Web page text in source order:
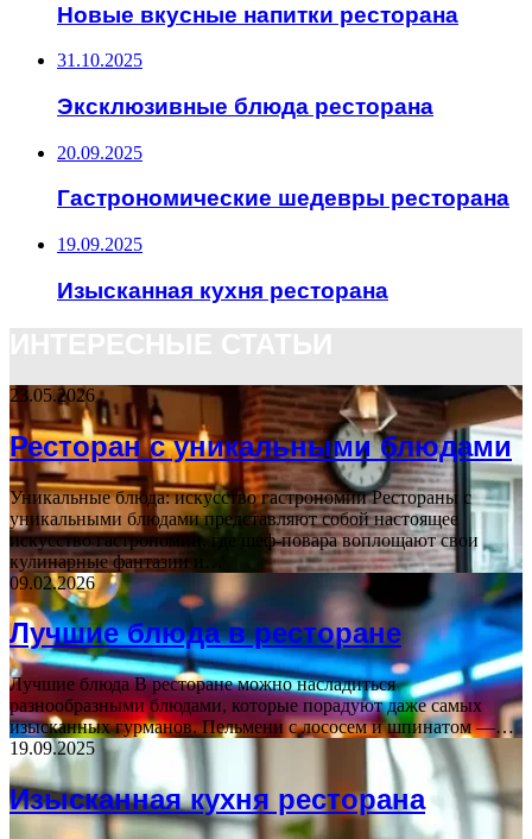
Новые вкусные напитки ресторана
31.10.2025
Эксклюзивные блюда ресторана
20.09.2025
Гастрономические шедевры ресторана
19.09.2025
Изысканная кухня ресторана
23.05.2026
Ресторан с уникальными блюдами
Уникальные блюда: искусство гастрономии Рестораны с
уникальными блюдами представляют собой настоящее
искусство гастрономии, где шеф-повара воплощают свои
кулинарные фантазии и…
09.02.2026
Лучшие блюда в ресторане
Лучшие блюда В ресторане можно насладиться
разнообразными блюдами, которые порадуют даже самых
изысканных гурманов. Пельмени с лососем и шпинатом —…
19.09.2025
Изысканная кухня ресторана